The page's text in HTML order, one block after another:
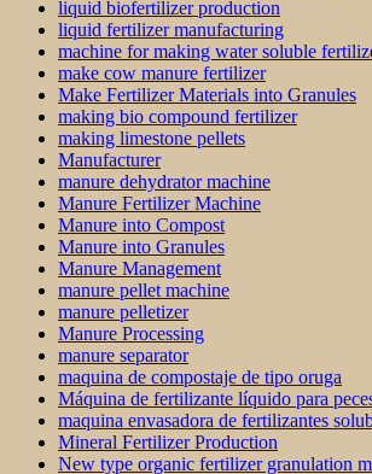
liquid biofertilizer production
liquid fertilizer manufacturing
machine for making water soluble
make cow manure fertilizer
Make Fertilizer Materials into Granules
making bio compound fertilizer
making limestone pellets
Manufacturer
manure dehydrator machine
Manure Fertilizer Machine
Manure into Compost
Manure into Granules
Manure Management
manure pellet machine
manure pelletizer
Manure Processing
manure separator
maquina de compostaje de tipo oruga
Máquina de fertilizante líquido para
maquina envasadora de fertilizantes
Mineral Fertilizer Production
New type organic fertilizer granulation